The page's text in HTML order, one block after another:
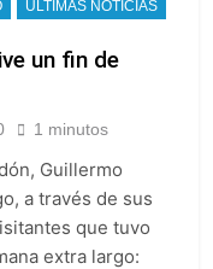
ULTIMAS NOTICIAS
un fin de
1 minutos
Guillermo
a través de sus
que tuvo
extra largo: